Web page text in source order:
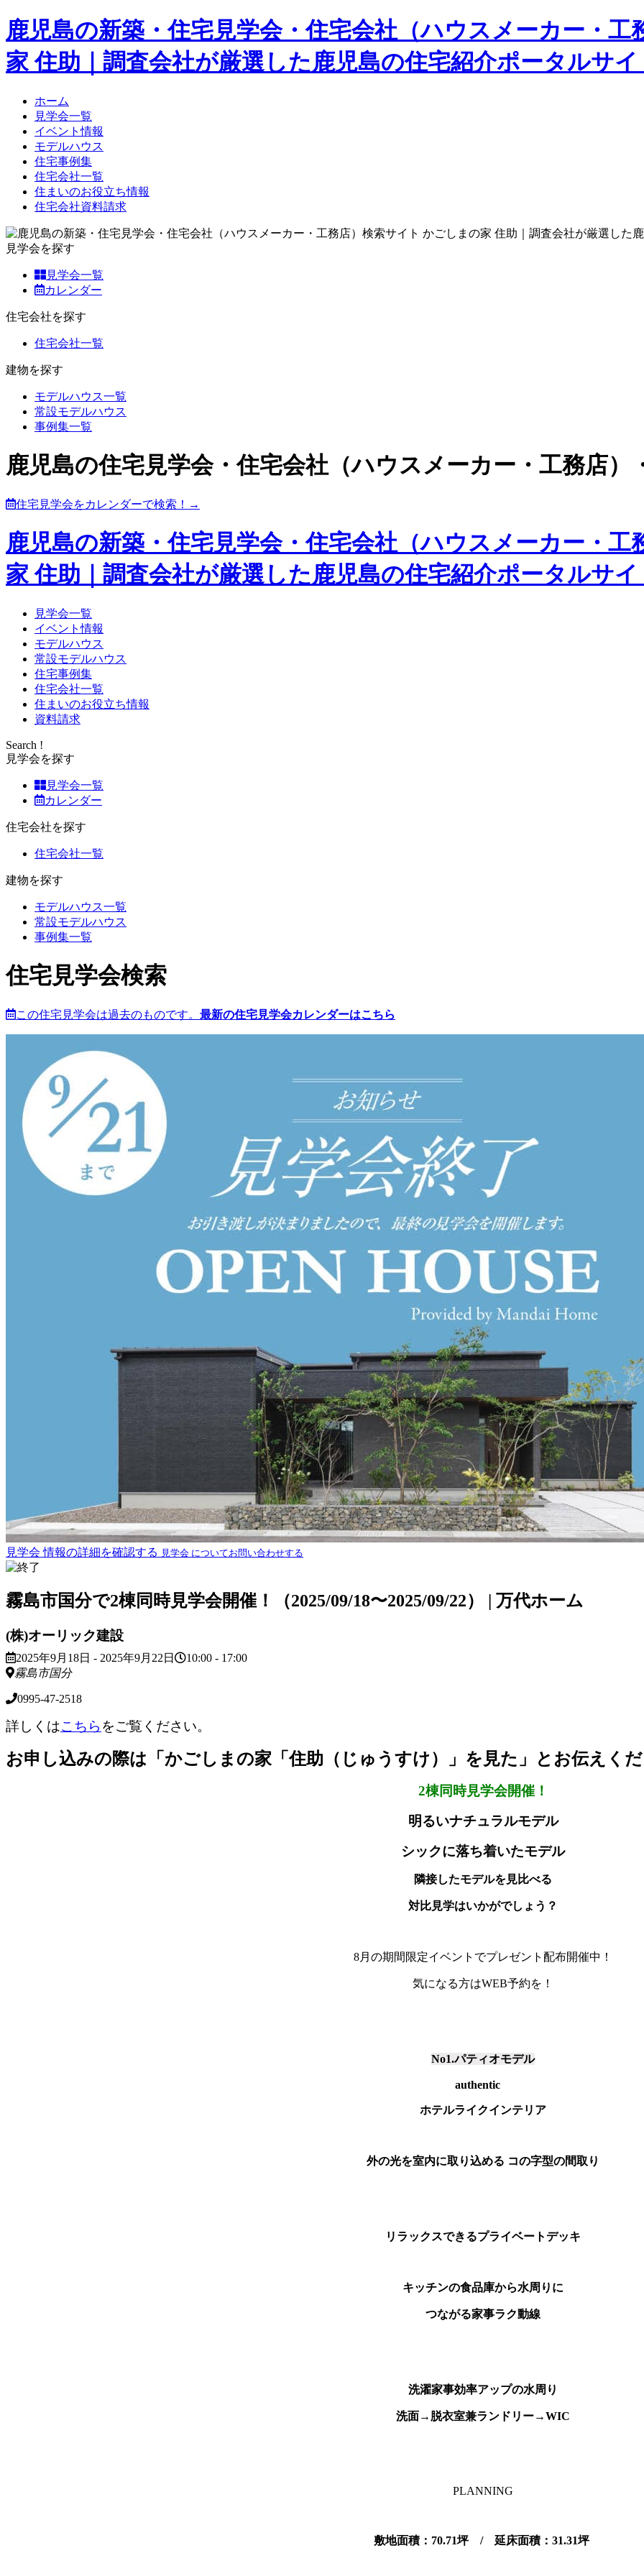
鹿児島の新築・住宅見学会・住宅会社（ハウスメーカー・
家 住助｜調査会社が厳選した鹿児島の住宅紹介ポータルサイ
ホーム
見学会一覧
イベント情報
モデルハウス
住宅事例集
住宅会社一覧
住まいのお役立ち情報
住宅会社資料請求
見学会を探す
見学会一覧
カレンダー
住宅会社を探す
住宅会社一覧
建物を探す
モデルハウス一覧
常設モデルハウス
事例集一覧
鹿児島の住宅見学会・住宅会社（ハウスメーカー・工務店
住宅見学会をカレンダーで検索！→
鹿児島の新築・住宅見学会・住宅会社（ハウスメーカー・
家 住助｜調査会社が厳選した鹿児島の住宅紹介ポータルサイ
見学会一覧
イベント情報
モデルハウス
常設モデルハウス
住宅事例集
住宅会社一覧
住まいのお役立ち情報
資料請求
Search !
見学会を探す
見学会一覧
カレンダー
住宅会社を探す
住宅会社一覧
建物を探す
モデルハウス一覧
常設モデルハウス
事例集一覧
住宅見学会検索
この住宅見学会は過去のものです。 最新の住宅見学会カレンダーはこちら
見学会 情報の詳細を確認する 見学会 についてお問い合わせする
霧島市国分で2棟同時見学会開催！（2025/09/18〜2025/09/22） | 万代ホーム
(株)オーリック建設
2025年9月18日 - 2025年9月22日
10:00 - 17:00
霧島市国分
0995-47-2518
詳しくはこちら をご覧ください。
お申し込みの際は「かごしまの家「住助（じゅうすけ）」を見た」とお伝えく
2棟同時見学会開催！
明るいナチュラルモデル
シックに落ち着いたモデル
隣接したモデルを見比べる
対比見学はいかがでしょう？
8月の期間限定イベントでプレゼント配布開催中！
気になる方はWEB予約を！
No1.パティオモデル
authentic
ホテルライクインテリア
外の光を室内に取り込める コの字型の間取り
リラックスできるプライベートデッキ
キッチンの食品庫から水周りに
つながる家事ラク動線
洗濯家事効率アップの水周り
洗面→脱衣室兼ランドリー→WIC
PLANNING
敷地面積：70.71坪 / 延床面積：31.31坪